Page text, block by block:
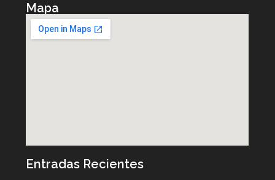
Mapa
Entradas Recientes